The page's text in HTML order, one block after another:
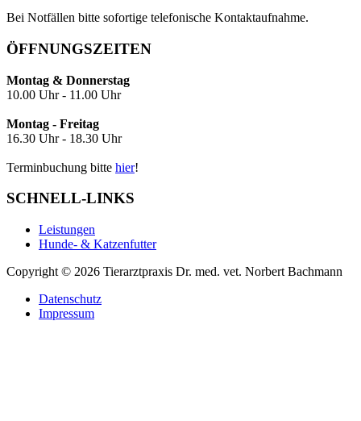
Bei Notfällen bitte sofortige telefonische Kontakt­aufnahme.
ÖFFNUNGSZEITEN
Montag & Donnerstag
10.00 Uhr - 11.00 Uhr
Montag - Freitag
16.30 Uhr - 18.30 Uhr
Terminbuchung bitte hier!
SCHNELL-LINKS
Leistungen
Hunde- & Katzenfutter
Copyright © 2026 Tierarztpraxis Dr. med. vet. Norbert Bachmann
Datenschutz
Impressum